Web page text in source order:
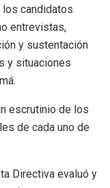
los candidatos
entrevistas,
y sustentación
y situaciones
escrutinio de los
de cada uno de
Directiva evaluó y